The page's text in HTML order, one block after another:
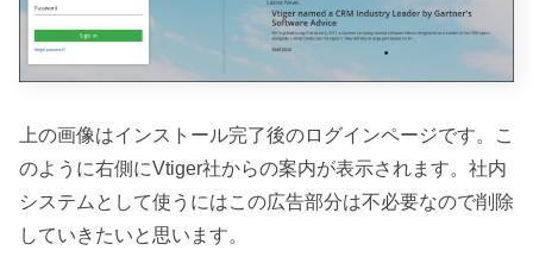
上の画像はインストール完了後のログインページです。こ
のように右側にVtiger社からの案内が表示されます。社内
システムとして使うにはこの広告部分は不必要なので削除
していきたいと思います。